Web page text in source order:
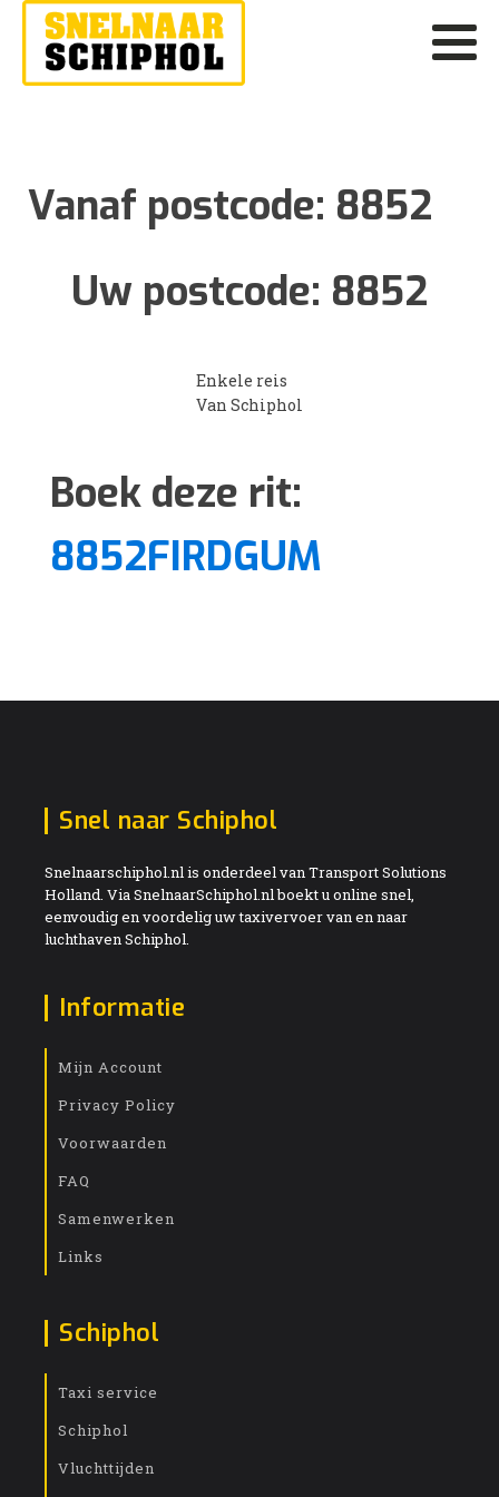
Vanaf postcode: 8852
Uw postcode: 8852
Enkele reis
Van Schiphol
Boek deze rit:
8852FIRDGUM
Snel naar Schiphol
Snelnaarschiphol.nl is onderdeel van Transport Solutions
Holland. Via SnelnaarSchiphol.nl boekt u online snel,
eenvoudig en voordelig uw taxivervoer van en naar
luchthaven Schiphol.
Informatie
Mijn Account
Privacy Policy
Voorwaarden
FAQ
Samenwerken
Links
Schiphol
Taxi service
Schiphol
Vluchttijden